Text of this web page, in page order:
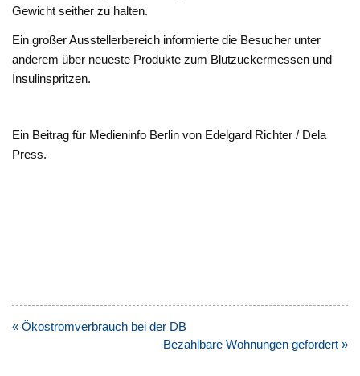
Gewicht seither zu halten.
Ein großer Ausstellerbereich informierte die Besucher unter
anderem über neueste Produkte zum Blutzuckermessen und
Insulinspritzen.
Ein Beitrag für Medieninfo Berlin von Edelgard Richter / Dela
Press.
Beitragsnavigation
« Ökostromverbrauch bei der DB
Bezahlbare Wohnungen gefordert »